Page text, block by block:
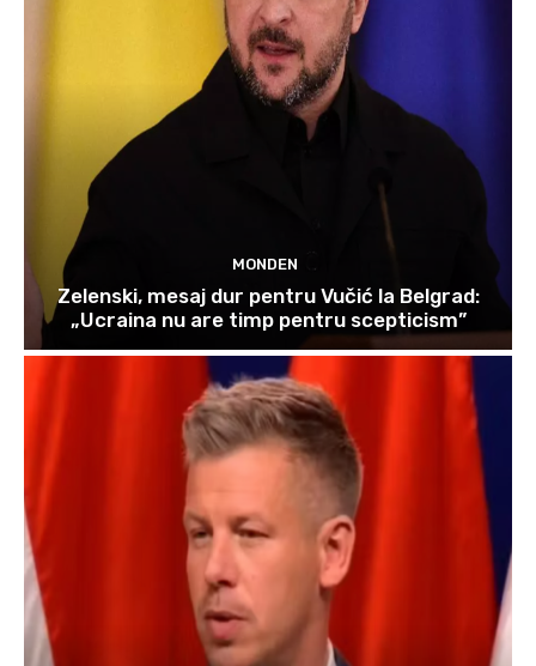
MONDEN
Zelenski, mesaj dur pentru Vučić la Belgrad:
„Ucraina nu are timp pentru scepticism”